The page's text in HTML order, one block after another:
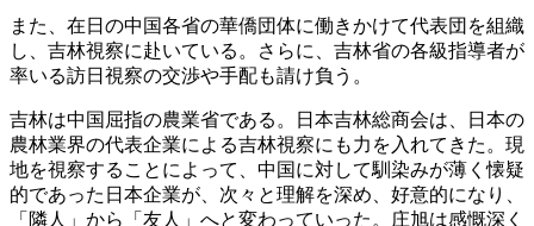
また、在日の中国各省の華僑団体に働きかけて代表団を組織
し、吉林視察に赴いている。さらに、吉林省の各級指導者が
率いる訪日視察の交渉や手配も請け負う。
吉林は中国屈指の農業省である。日本吉林総商会は、日本の
農林業界の代表企業による吉林視察にも力を入れてきた。現
地を視察することによって、中国に対して馴染みが薄く懐疑
的であった日本企業が、次々と理解を深め、好意的になり、
「隣人」から「友人」へと変わっていった。庄旭は感慨深く